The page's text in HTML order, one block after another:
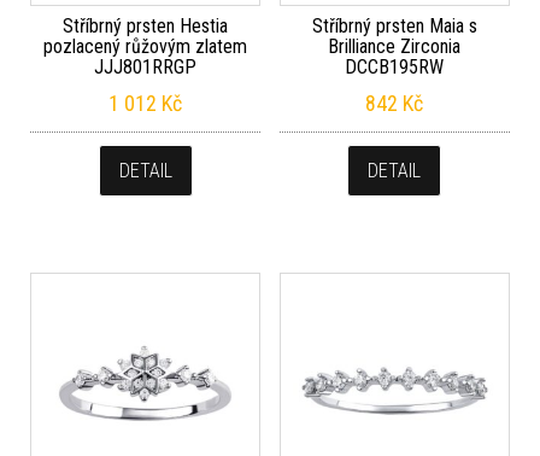
Stříbrný prsten Hestia
pozlacený růžovým zlatem
JJJ801RRGP
1 012 Kč
DETAIL
Stříbrný prsten Maia s
Brilliance Zirconia
DCCB195RW
842 Kč
DETAIL